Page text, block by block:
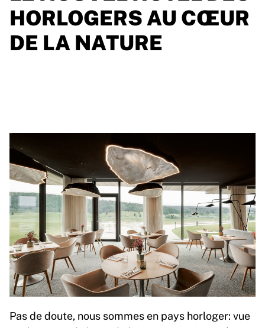
HORLOGERS AU CŒUR
DE LA NATURE
Pas de doute, nous sommes en pays horloger: vue